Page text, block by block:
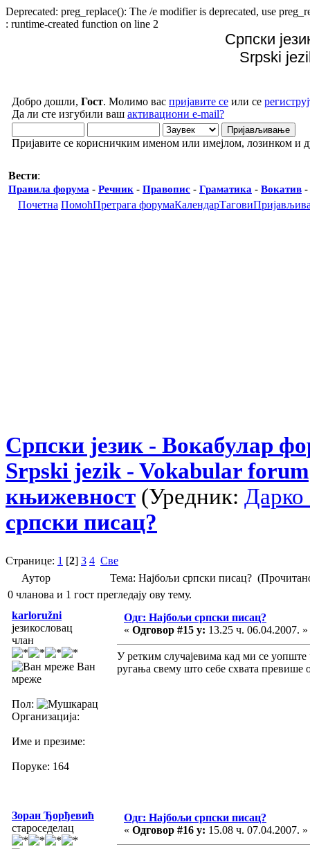
Deprecated: preg_replace(): The /e modifier is deprecated, use
: runtime-created function on line 2
Српски
Srpski
Добро дошли, Гост. Молимо вас пријавите се или се
Да ли сте изгубили ваш активациони e-mail?
Пријавите се корисничким именом или имејлом, лозинком и
Вести:
Правила форума - Речник - Правопис - Граматика - Вокатив -
Почетна ПомоћПретрага форумаКалендарТагови
Српски језик - Вокабулар
Srpski jezik - Vokabular forum
књижевност (Уредник: Дарко
српски писац?
Странице: 1 [2] 3 4 Све
Аутор
Тема: Најбољи српски писац?
0 чланова и 1 гост прегледају ову тему.
karloružni
језикословац
члан
Ван
мреже
Пол:
Организација:
Име и презиме:
Поруке: 164
Одг: Најбољи српски писац?
« Одговор #15 у: 13.25 ч. 06.04.2007. »
У ретким случајевима кад ми се
ругања свему што себе схвата превише
Зоран Ђорђевић
староседелац
Одг: Најбољи српски писац?
« Одговор #16 у: 15.08 ч. 07.04.2007. »